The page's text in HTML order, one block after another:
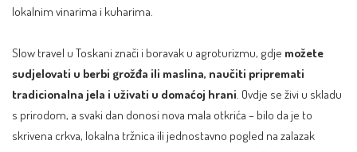
lokalnim vinarima i kuharima.
Slow travel u Toskani znači i boravak u agroturizmu, gdje možete
sudjelovati u berbi grožđa ili maslina, naučiti pripremati
tradicionalna jela i uživati u domaćoj hrani . Ovdje se živi u skladu
s prirodom, a svaki dan donosi nova mala otkrića – bilo da je to
skrivena crkva, lokalna tržnica ili jednostavno pogled na zalazak